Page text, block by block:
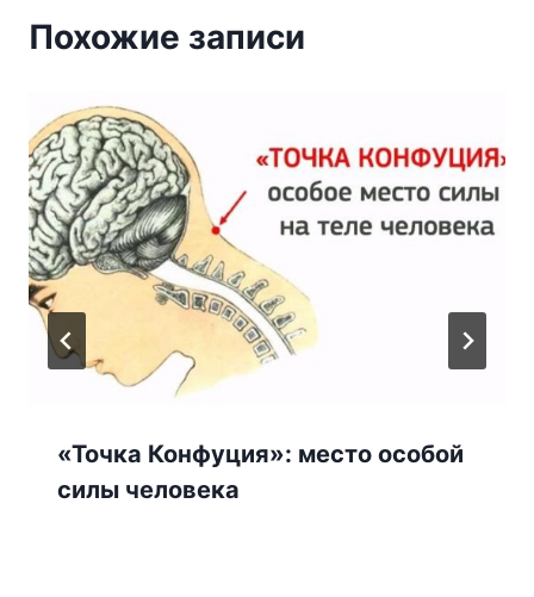
Похожие записи
«Точка Конфуция»: место особой
силы человека